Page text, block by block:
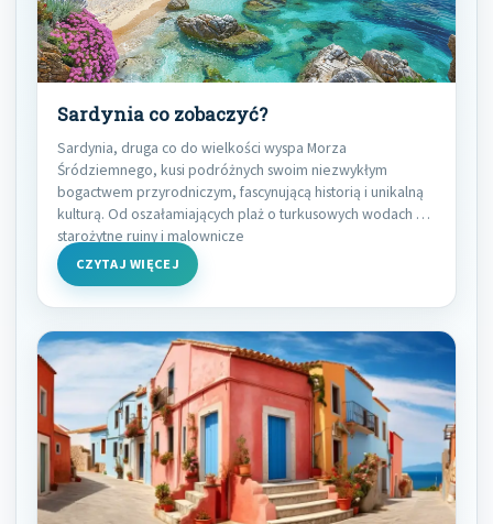
Sardynia co zobaczyć?
Sardynia, druga co do wielkości wyspa Morza
Śródziemnego, kusi podróżnych swoim niezwykłym
bogactwem przyrodniczym, fascynującą historią i unikalną
kulturą. Od oszałamiających plaż o turkusowych wodach po
starożytne ruiny i malownicze
CZYTAJ WIĘCEJ